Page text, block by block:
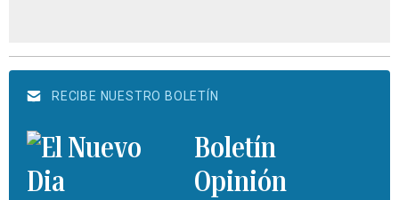
RECIBE NUESTRO BOLETÍN
Boletín
Opinión